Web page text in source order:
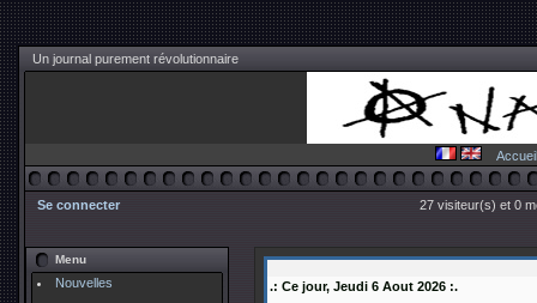
Un journal purement révolutionnaire
Accueil
Se connecter 27 visiteur(s) et 0
Menu
Nouvelles
.: Ce jour, Jeudi 6 Aout 2026 :.